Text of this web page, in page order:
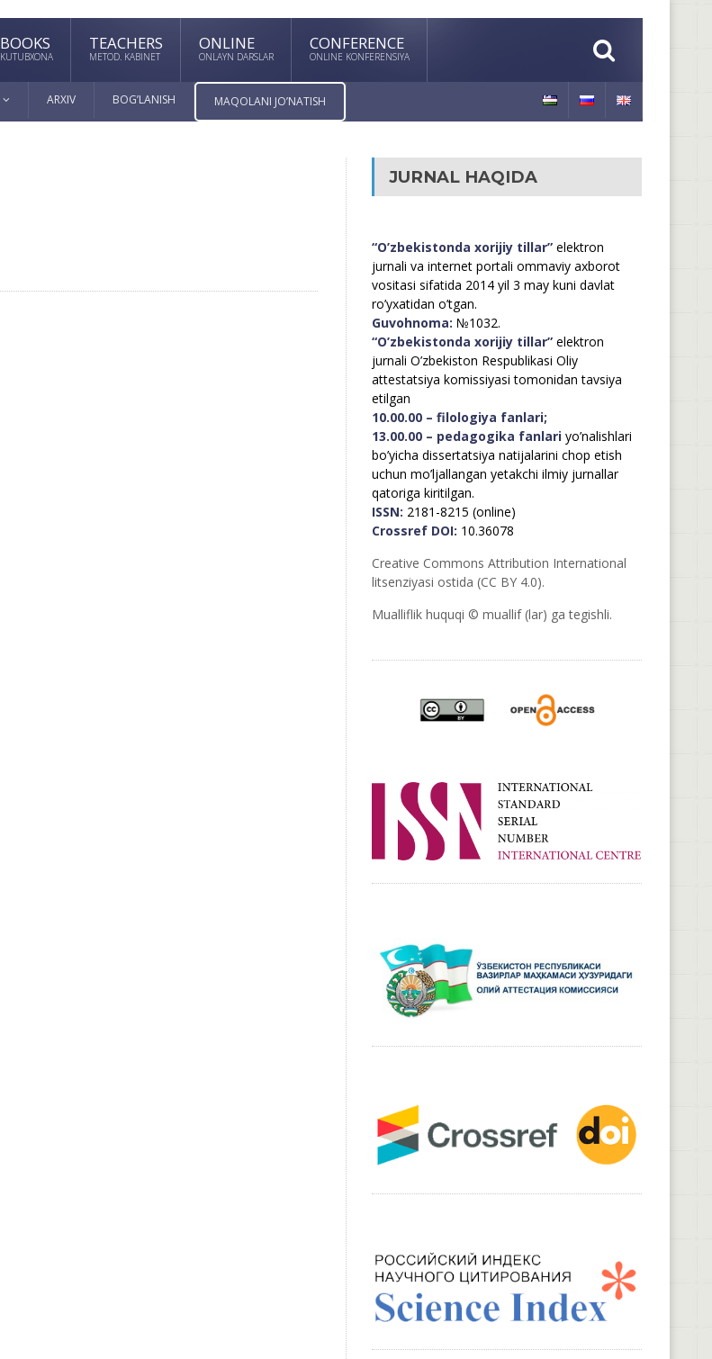
BOOKS
KUTUBXONA
TEACHERS
METOD. KABINET
ONLINE
ONLAYN DARSLAR
CONFERENCE
ONLINE KONFERENSIYA
ARXIV BOG’LANISH MAQOLANI JO’NATISH
JURNAL HAQIDA
“O’zbekistonda xorijiy tillar”elektron
jurnali va internet portali ommaviy axborot
vositasi sifatida 2014 yil 3 may kuni davlat
ro’yxatidan o’tgan.
Guvohnoma: №1032.
“O’zbekistonda xorijiy tillar”elektron
jurnali O’zbekiston Respublikasi Oliy
attestatsiya komissiyasi tomonidan tavsiya
etilgan
10.00.00 – filologiya fanlari;
13.00.00 – pedagogika fanlariyo’nalishlari
bo’yicha dissertatsiya natijalarini chop etish
uchun mo’ljallangan yetakchi ilmiy jurnallar
qatoriga kiritilgan.
ISSN: 2181-8215 (online)
Crossref DOI: 10.36078
Creative Commons Attribution International
litsenziyasi ostida (CC BY 4.0).
Mualliflik huquqi © muallif (lar) ga tegishli.